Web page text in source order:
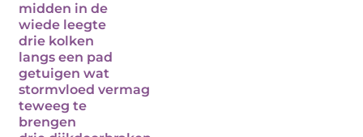
midden in de
wiede leegte
drie kolken
langs een pad
getuigen wat
stormvloed vermag
teweeg te
brengen